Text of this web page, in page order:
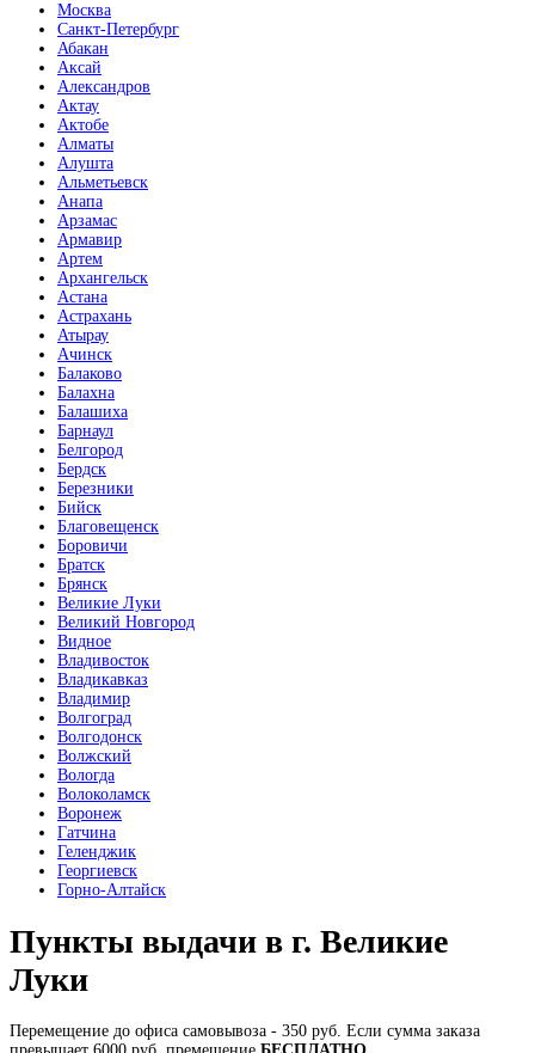
Москва
Санкт-Петербург
Абакан
Аксай
Александров
Актау
Актобе
Алматы
Алушта
Альметьевск
Анапа
Арзамас
Армавир
Артем
Архангельск
Астана
Астрахань
Атырау
Ачинск
Балаково
Балахна
Балашиха
Барнаул
Белгород
Бердск
Березники
Бийск
Благовещенск
Боровичи
Братск
Брянск
Великие Луки
Великий Новгород
Видное
Владивосток
Владикавказ
Владимир
Волгоград
Волгодонск
Волжский
Вологда
Волоколамск
Воронеж
Гатчина
Геленджик
Георгиевск
Горно-Алтайск
Пункты выдачи в г. Великие
Луки
Перемещение до офиса самовывоза - 350 руб. Если сумма заказа